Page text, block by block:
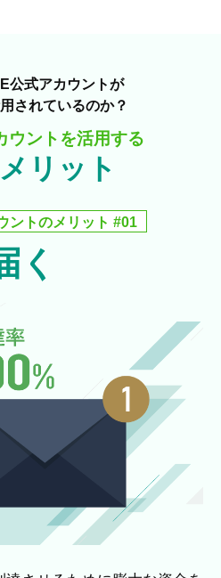
公式アカウントが
されているのか？
ウントを活用する
リット
ントのメリット #01
く